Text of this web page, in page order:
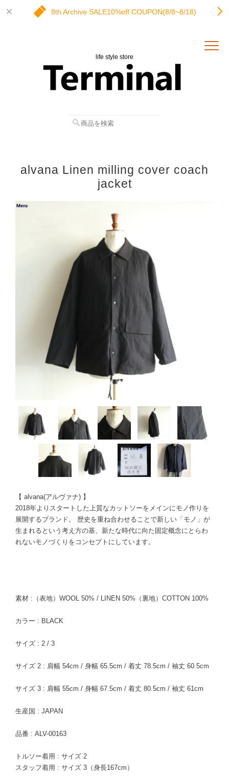
8th Archive SALE10%off COUPON(8/8~8/18)
life style store
alvana Linen milling cover coach
jacket
【 alvana(アルヴァナ) 】
2018年よりスタートした上質なカットソーをメインにモノ作りを
展開するブランド。 歴史を重ね合わせることで新しい「モノ」が
生まれるという考え方の基、新たな時代に向た固定概念にとらわ
れないモノづくりをコンセプトにしています。
素材 :（表地）WOOL 50% / LINEN 50%（裏地）COTTON 100%
カラー : BLACK
サイズ : 2 / 3
サイズ 2 : 肩幅 54cm / 身幅 65.5cm / 着丈 78.5cm / 袖丈 60.5cm
サイズ 3 : 肩幅 55cm / 身幅 67.5cm / 着丈 80.5cm / 袖丈 61cm
生産国 : JAPAN
品番 : ALV-00163
トルソー着用 : サイズ 2
スタッフ着用 : サイズ 3（身長167cm）